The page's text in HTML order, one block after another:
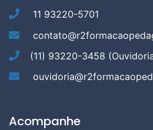
11 93220-5701
(11) 93220-3458
Acompanhe